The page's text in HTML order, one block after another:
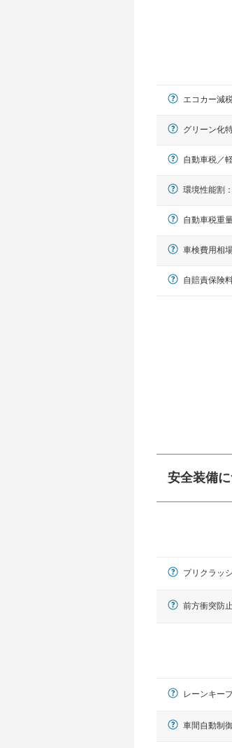
N-BOX、ワゴ
エコカー減
グリーン化
自動車税／
環境性能割
自動車税重
車検費用相
自賠責保険
安全装備
車
プ
プリクラッ
前方衝突防
レーンキー
車間自動制